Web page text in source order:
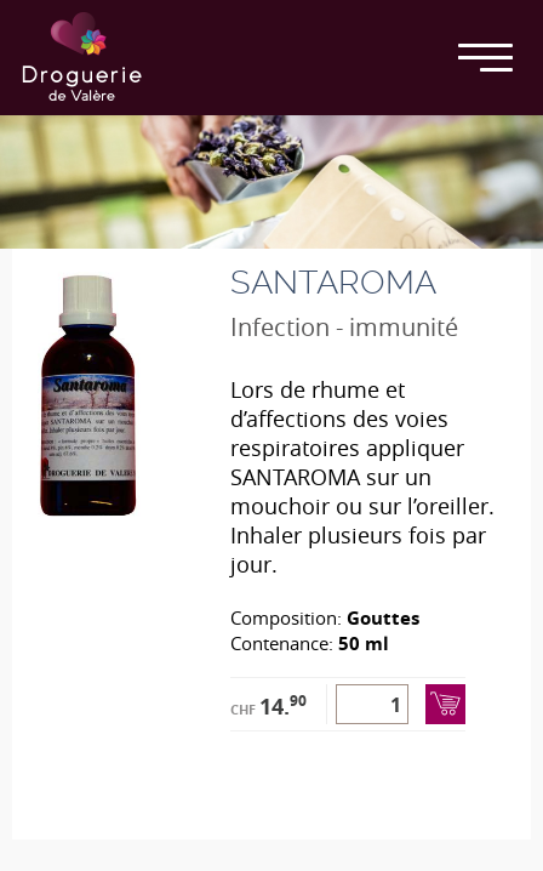
SANTAROMA
Infection - immunité
Lors de rhume et
d’affections des voies
respiratoires appliquer
SANTAROMA sur un
mouchoir ou sur l’oreiller.
Inhaler plusieurs fois par
jour.
Composition: Gouttes
Contenance: 50 ml
CHF 14.90